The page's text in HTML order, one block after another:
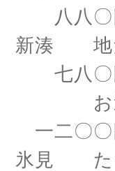
八八〇
新湊
七八〇
お造
一二〇〇
氷見